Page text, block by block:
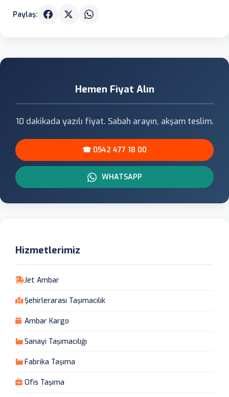
Paylaş:
Hemen Fiyat Alın
10 dakikada yazılı fiyat. Sabah arayın, akşam teslim.
☎ 0542 477 18 00
WHATSAPP
Hizmetlerimiz
Jet Ambar
Şehirlerarası Taşımacılık
Ambar Kargo
Sanayi Taşımacılığı
Fabrika Taşıma
Ofis Taşıma